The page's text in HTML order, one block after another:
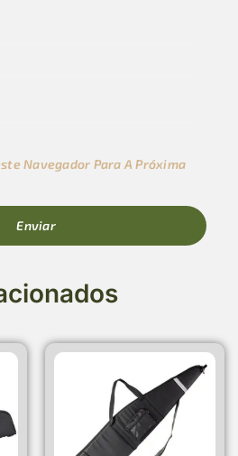
Navegador Para A Próxima